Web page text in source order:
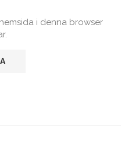
i denna browser